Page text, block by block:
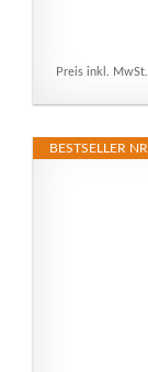
Preis inkl.
BESTSELLER